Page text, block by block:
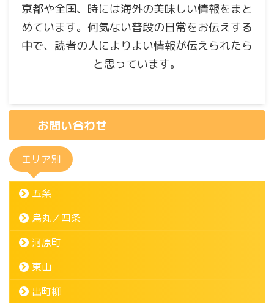
京都や全国、時には海外の美味しい情報をまと
めています。何気ない普段の日常をお伝えする
中で、読者の人によりよい情報が伝えられたら
と思っています。
お問い合わせ
エリア別
五条
烏丸／四条
河原町
東山
出町柳